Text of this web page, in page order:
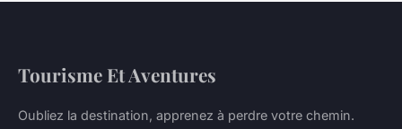
Tourisme Et Aventures
Oubliez la destination, apprenez à perdre votre chemin.